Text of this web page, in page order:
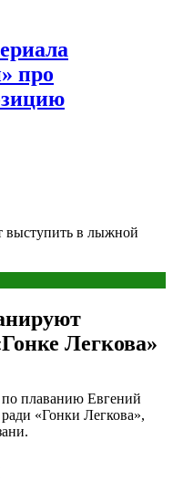
про
в лыжной
Легкова»
плаванию Евгений
«Гонки Легкова»,